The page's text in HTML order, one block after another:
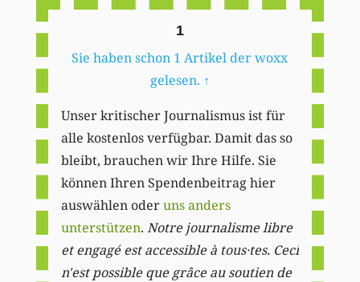
1
Sie haben schon 1 Artikel der woxx
gelesen. ↑
Unser kritischer Journalismus ist für
alle kostenlos verfügbar. Damit das so
bleibt, brauchen wir Ihre Hilfe. Sie
können Ihren Spendenbeitrag hier
auswählen oderuns anders
unterstützen. Notre journalisme libre
et engagé est accessible à tous·tes. Ceci
n'est possible que grâce au soutien de